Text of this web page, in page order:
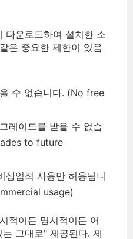
다운로드하여 설치한 소
은 중요한 제한이 있음
수 없습니다. (No free
레이드를 받을 수 없습
to future
상업적 사용만 허용됩니
usage)
적이든 명시적이든 어
그대로" 제공된다. 제